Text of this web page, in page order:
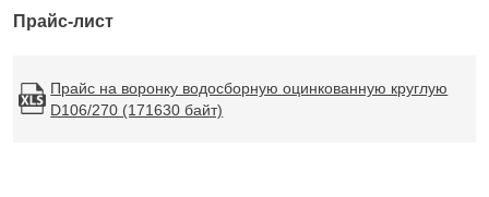
Прайс-лист
Прайс на воронку водосборную оцинкованную круглую
D106/270 (171630 байт)